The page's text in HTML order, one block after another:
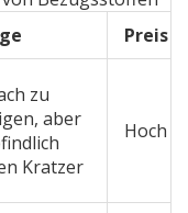
Preis
zu
aber
Kratzer
Hoch